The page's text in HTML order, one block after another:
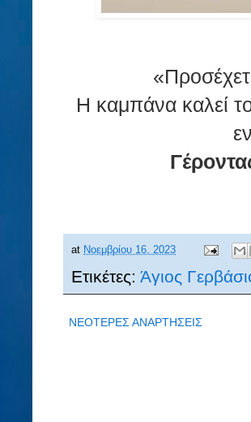
Η καμπάνα καλεί
at Νοεμβρίου 16, 2023
Ετικέτες: Άγιος
ΝΕΟΤΕΡΕΣ ΑΝΑΡΤΗΣΕΙΣ